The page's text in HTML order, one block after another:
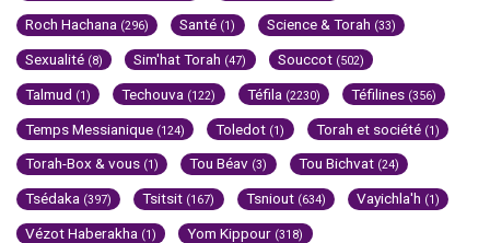
Roch Hachana (296) Santé (1) Science & Torah (33)
Sexualité (8) Sim'hat Torah (47) Souccot (502)
Talmud (1) Techouva (122) Téfila (2230) Téfilines (356)
Temps Messianique (124) Toledot (1) Torah et société (1)
Torah-Box & vous (1) Tou Béav (3) Tou Bichvat (24)
Tsédaka (397) Tsitsit (167) Tsniout (634) Vayichla'h (1)
Vézot Haberakha (1) Yom Kippour (318)